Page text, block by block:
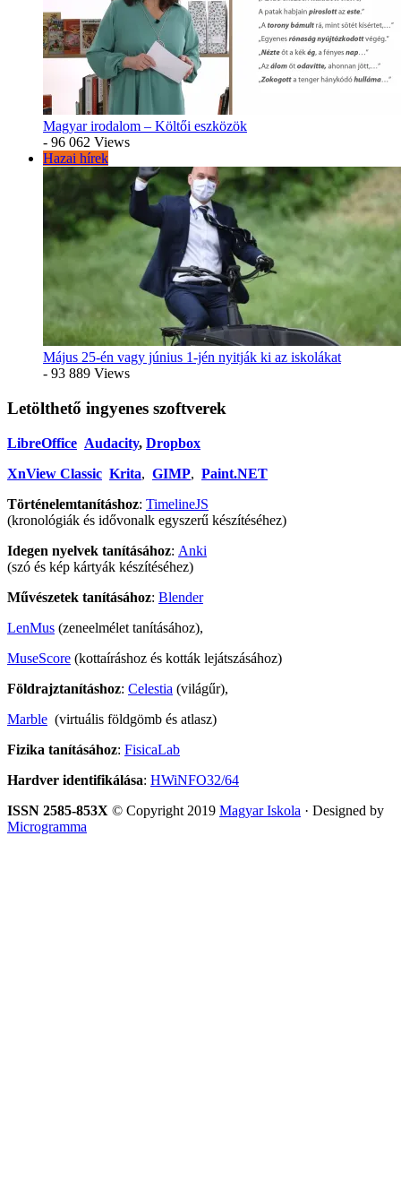
Magyar irodalom – Költői eszközök
- 96 062 Views
Hazai hírek
Május 25-én vagy június 1-jén nyitják ki az iskolákat
- 93 889 Views
Letölthető ingyenes szoftverek
LibreOffice Audacity, Dropbox
XnView Classic Krita, GIMP, Paint.NET
Történelemtanításhoz: TimelineJS
(kronológiák és idővonalk egyszerű készítéséhez)
Idegen nyelvek tanításához: Anki
(szó és kép kártyák készítéséhez)
Művészetek tanításához: Blender
LenMus (zeneelmélet tanításához),
MuseScore (kottaíráshoz és kották lejátszásához)
Földrajztanításhoz: Celestia (világűr),
Marble (virtuális földgömb és atlasz)
Fizika tanításához: FisicaLab
Hardver identifikálása: HWiNFO32/64
ISSN 2585-853X © Copyright 2019 Magyar Iskola · Designed by
Microgramma